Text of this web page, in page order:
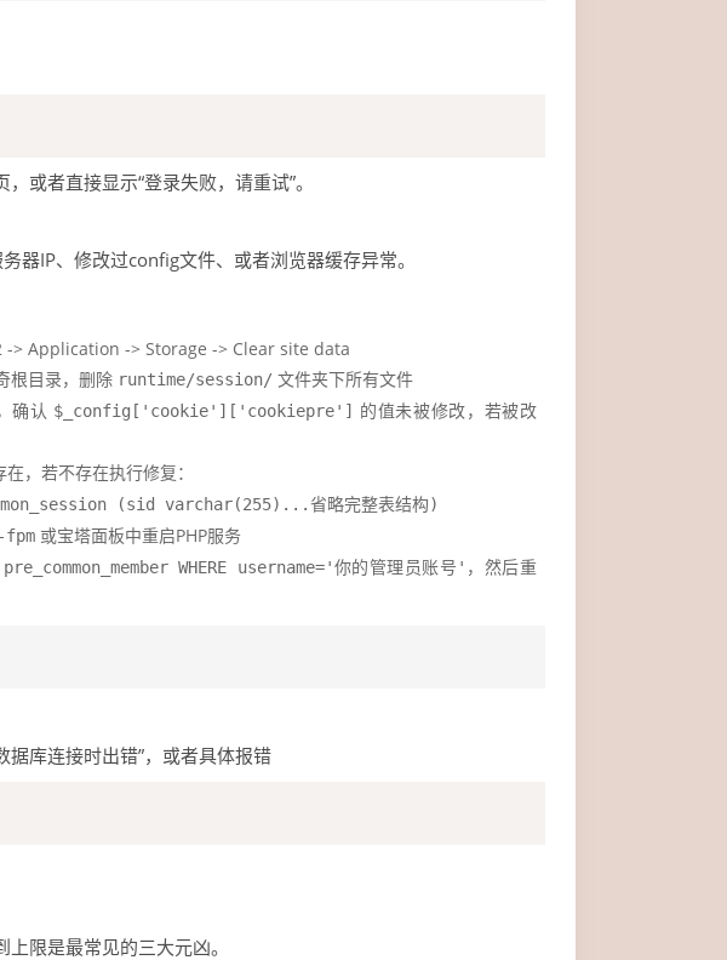
或者直接显示“登录失败，请重试”。
器IP、修改过config文件、或者浏览器缓存异常。
-> Application -> Storage -> Clear site data
根目录，删除 runtime/session/ 文件夹下所有文件
确认 $_config['cookie']['cookiepre'] 的值未被修改，若被改
，若不存在执行修复：
(sid varchar(255)...省略完整表结构)
或宝塔面板中重启PHP服务
pre_common_member WHERE username='你的管理员账号' ，然后重
据库连接时出错”，或者具体报错
限是最常见的三大元凶。